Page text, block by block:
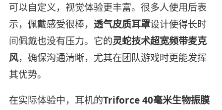
可以自定义，视觉体验更丰富。很多人使用后表
示，佩戴感受很棒， 透气皮质耳罩设计使得长时
间佩戴也没有压力。它的灵蛇技术超宽频带麦克
风，确保沟通清晰，尤其在团队游戏时更能发挥
其优势。
在实际体验中，耳机的Triforce 40毫米生物振膜